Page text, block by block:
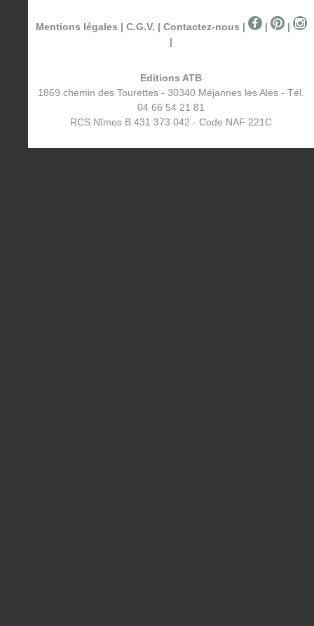
Mentions légales | C.G.V. | Contactez-nous | |
|
|
Editions ATB
1869 chemin des Tourettes - 30340 Méjannes les Alès - Tél.
04 66 54 21 81
RCS Nîmes B 431 373 042 - Code NAF 221C